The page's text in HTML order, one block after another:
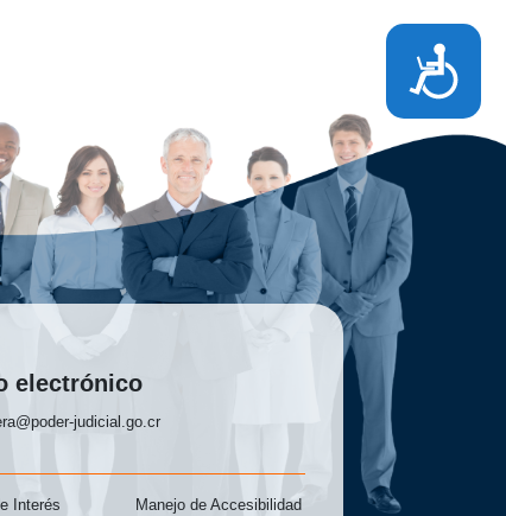
Accesibilidad
electrónico
judicial.go.cr
Interés Manejo de Accesibilidad